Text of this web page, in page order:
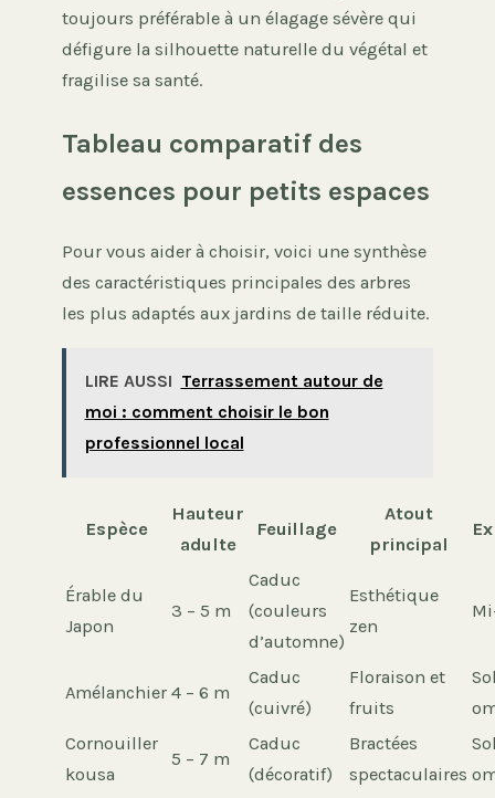
toujours préférable à un élagage sévère qui
défigure la silhouette naturelle du végétal et
fragilise sa santé.
Tableau comparatif des
essences pour petits espaces
Pour vous aider à choisir, voici une synthèse
des caractéristiques principales des arbres
les plus adaptés aux jardins de taille réduite.
LIRE AUSSI Terrassement autour de
moi : comment choisir le bon
professionnel local
Espèce
Hauteur
adulte
Feuillage
Atout
principal
Érable du
Japon
3 – 5 m
Caduc
(couleurs
d’automne)
Esthétique
zen
Amélanchier 4 – 6 m
Caduc
(cuivré)
Floraison et
fruits
Cornouiller
kousa
5 – 7 m
Caduc
(décoratif)
Bractées
spectaculaires